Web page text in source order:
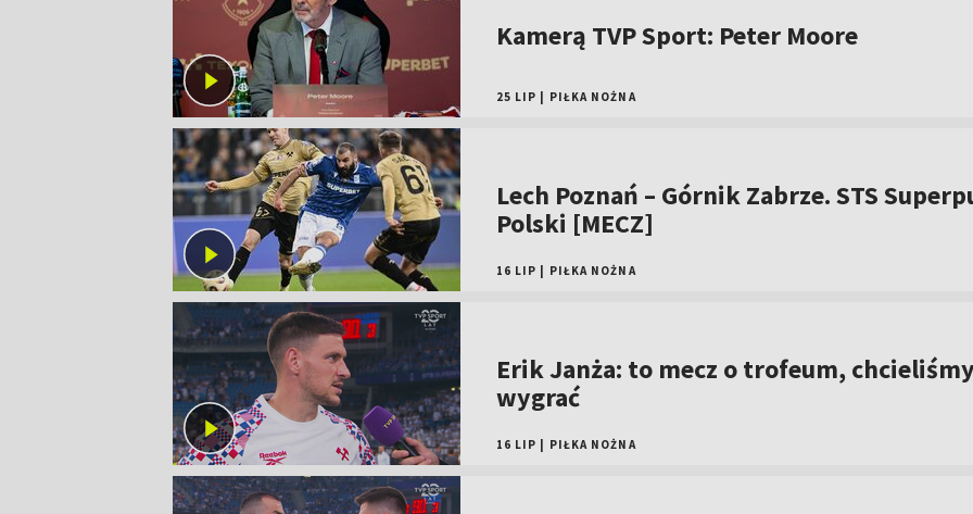
Kamerą TVP Sport: Peter Moore
25 LIP PIŁKA NOŻNA
Lech Poznań – Górnik Zabrze. STS
Polski [MECZ]
16 LIP PIŁKA NOŻNA
Erik Janża: to mecz o trofeum,
wygrać
16 LIP PIŁKA NOŻNA